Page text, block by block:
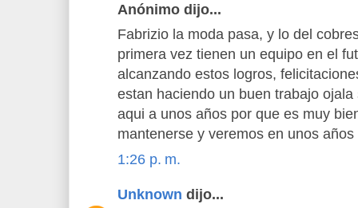
Anónimo dijo...
Fabrizio la moda pasa, y lo del
primera vez tienen un equipo en el
alcanzando estos logros,
estan haciendo un buen trabajo
aqui a unos años por que es muy
mantenerse y veremos en unos
1:26 p. m.
Unknown dijo...